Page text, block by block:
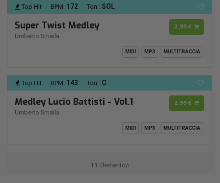
Top Hit BPM: 172 Ton.: SOL
Super Twist Medley
Umberto Smaila
2,99 €
MIDI MP3 MULTITRACCIA
Top Hit BPM: 143 Ton.: C
Medley Lucio Battisti - Vol.1
Umberto Smaila
2,99 €
MIDI MP3 MULTITRACCIA
11 Elemento/i